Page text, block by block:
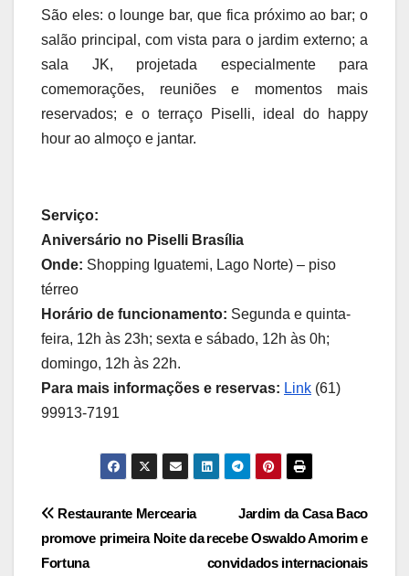
São eles: o lounge bar, que fica próximo ao bar; o
salão principal, com vista para o jardim externo; a
sala JK, projetada especialmente para
comemorações, reuniões e momentos mais
reservados; e o terraço Piselli, ideal do happy
hour ao almoço e jantar.
Serviço:
Aniversário no Piselli Brasília
Onde: Shopping Iguatemi, Lago Norte) – piso
térreo
Horário de funcionamento: Segunda e quinta-
feira, 12h às 23h; sexta e sábado, 12h às 0h;
domingo, 12h às 22h.
Para mais informações e reservas: Link (61)
99913-7191
Navegação
de
Jardim da Casa Baco
recebe Oswaldo Amorim e
convidados internacionais
Restaurante Mercearia
promove primeira Noite da
Fortuna